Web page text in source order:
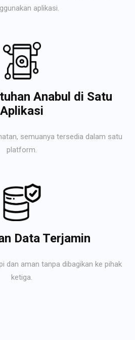
aplikasi.
Anabul di Satu
Aplikasi
semuanya tersedia dalam satu
platform.
Data Terjamin
dan aman tanpa dibagikan ke pihak
ketiga.